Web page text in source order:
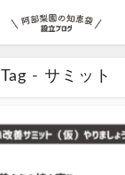
Tag - サミット